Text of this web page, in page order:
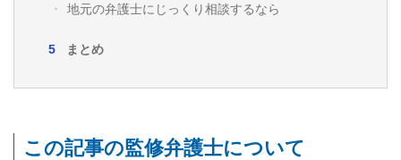
地元の弁護士にじっくり相談するなら
まとめ
この記事の監修弁護士について